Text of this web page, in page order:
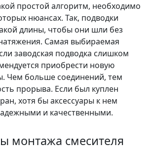
простой алгоритм, необходимо
нюансах. Так, подводки
длины, чтобы они шли без
Самая выбираемая
заводская подводка слишком
приобрести новую
Чем больше соединений, тем
прорыва. Если был куплен
хотя бы аксессуары к нем
и качественными.
монтажа смесителя